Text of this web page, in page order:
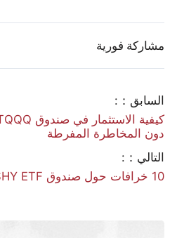
مشاركة فورية
السابق：:
دون المخاطرة المفرطة
التالي：:
10 خرافات حول صندوق SHY ETF تحتاج إلى تفنيد